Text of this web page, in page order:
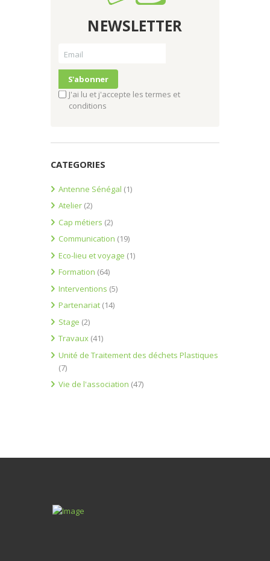
NEWSLETTER
J'ai lu et j'accepte les termes et
conditions
CATEGORIES
Antenne Sénégal (1)
Atelier (2)
Cap métiers (2)
Communication (19)
Eco-lieu et voyage (1)
Formation (64)
Interventions (5)
Partenariat (14)
Stage (2)
Travaux (41)
Unité de Traitement des déchets Plastiques
(7)
Vie de l'association (47)